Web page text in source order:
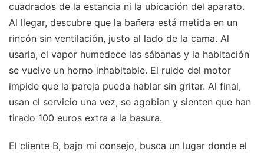
cuadrados de la estancia ni la ubicación del aparato.
Al llegar, descubre que la bañera está metida en un
rincón sin ventilación, justo al lado de la cama. Al
usarla, el vapor humedece las sábanas y la habitación
se vuelve un horno inhabitable. El ruido del motor
impide que la pareja pueda hablar sin gritar. Al final,
usan el servicio una vez, se agobian y sienten que han
tirado 100 euros extra a la basura.
El cliente B, bajo mi consejo, busca un lugar donde el